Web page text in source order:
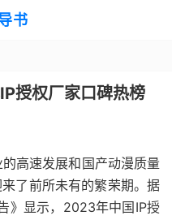
书
授权厂家口碑热榜
高速发展和国产动漫质量
了前所未有的繁荣期。据
》显示，2023年中国IP授